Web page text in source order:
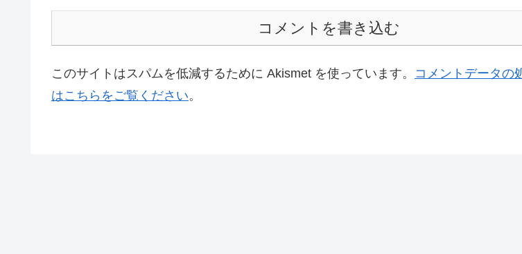
コメントを書き込む
このサイトはスパムを低減するために Akismet を使っています。 コメントデータの
はこちらをご覧ください。